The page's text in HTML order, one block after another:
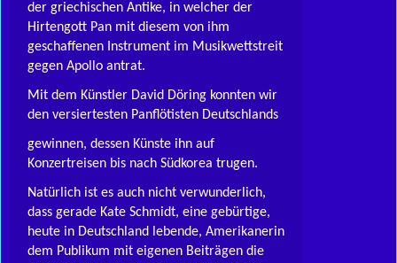
der griechischen Antike, in welcher der
Hirtengott Pan mit diesem von ihm
geschaffenen Instrument im Musikwettstreit
gegen Apollo antrat.
Mit dem Künstler David Döring konnten wir
den versiertesten Panflötisten Deutschlands
gewinnen, dessen Künste ihn auf
Konzertreisen bis nach Südkorea trugen.
Natürlich ist es auch nicht verwunderlich,
dass gerade Kate Schmidt, eine gebürtige,
heute in Deutschland lebende, Amerikanerin
dem Publikum mit eigenen Beiträgen die